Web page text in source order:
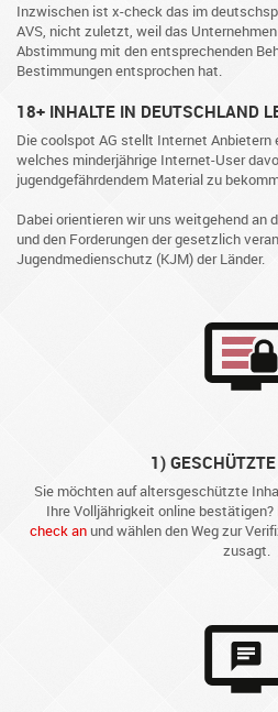
Inzwischen ist x-check das im
AVS, nicht zuletzt, weil das
Abstimmung mit den entsprechenden
Bestimmungen entsprochen hat.
18+ INHALTE IN DEUTSCHLAND
Die coolspot AG stellt Internet Anbietern
welches minderjährige Internet-User
jugendgefährdendem Material zu
Dabei orientieren wir uns weitgehend an
und den Forderungen der gesetzlich
Jugendmedienschutz (KJM) der Länder.
1)
Sie möchten auf altersgeschützte
Ihre Volljährigkeit online bestätigen?
check an und wählen den Weg zur
zusagt.